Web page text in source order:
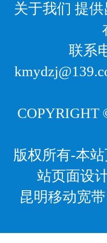
关于我们 提供
联系
COPYRIGHT
版权所有-本
站页面设
昆明移动宽带